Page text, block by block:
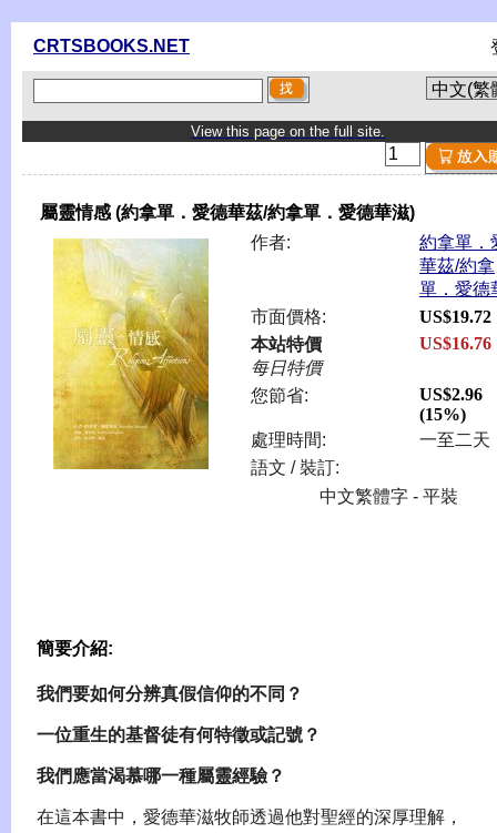
CRTSBOOKS.NET
View this page on the full site.
屬靈情感 (約拿單．愛德華茲/約拿單．愛德華滋)
作者:
約拿單．
華茲/約拿
單．愛德
市面價格:
US$19.72
本站特價
每日特價
US$16.76
您節省:
US$2.96
(15%)
處理時間:
一至二天
語文 / 裝訂:
中文繁體字 - 平裝
簡要介紹:
我們要如何分辨真假信仰的不同？
一位重生的基督徒有何特徵或記號？
我們應當渴慕哪一種屬靈經驗？
在這本書中，愛德華滋牧師透過他對聖經的深厚理解，